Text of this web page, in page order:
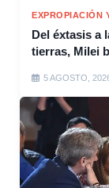
EXPROPIACIÓN
Del éxtasis a
tierras, Milei
5 AGOSTO,